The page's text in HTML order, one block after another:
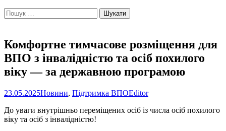
Пошук:
Комфортне тимчасове розміщення для
ВПО з інвалідністю та осіб похилого
віку — за державною програмою
23.05.2025Новини, Підтримка ВПОEditor
До уваги внутрішньо переміщених осіб із числа осіб похилого
віку та осіб з інвалідністю!